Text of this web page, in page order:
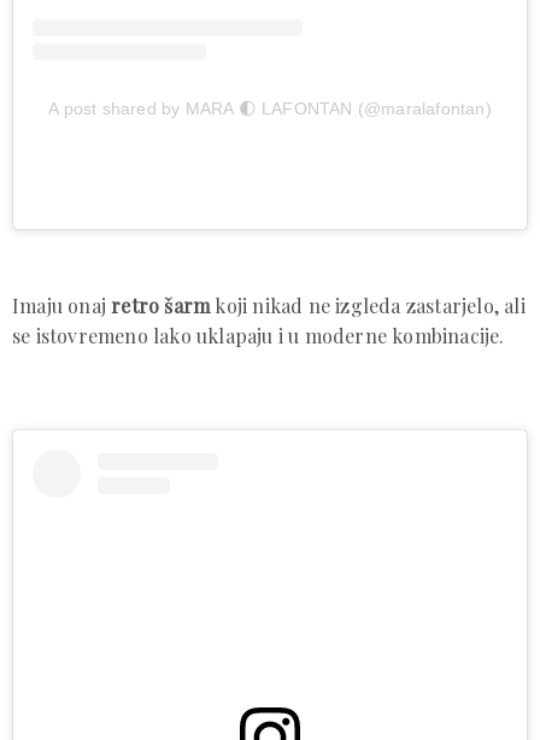
A post shared by MARA 🌓 LAFONTAN (@maralafontan)
Imaju onajretro šarm koji nikad ne izgleda zastarjelo, ali
se istovremeno lako uklapaju i u moderne kombinacije.